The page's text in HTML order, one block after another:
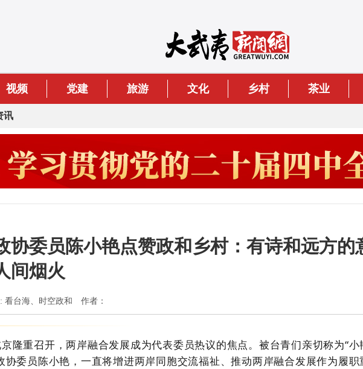
视频 党建 旅游 文化 乡村 茶业
讯
协委员陈小艳点赞政和乡村：有诗和远方的
间烟火
看台海、时空政和 作者：
重召开，两岸融合发展成为代表委员热议的焦点。 被台青们亲切称为“小
协委员陈小艳，一直将增进两岸同胞交流福祉、推动两岸融合发展作为履职